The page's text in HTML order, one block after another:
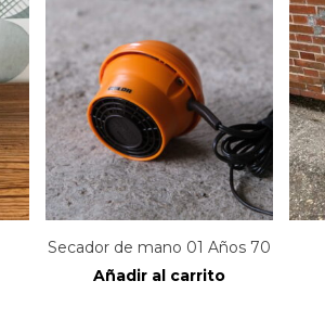
Secador de mano 01 Años 70
Añadir al carrito